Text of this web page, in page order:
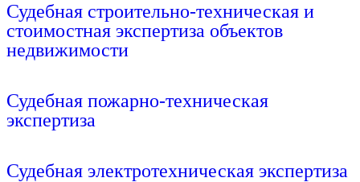
Судебная строительно-техническая и
стоимостная экспертиза объектов
недвижимости
Судебная пожарно-техническая
экспертиза
Судебная электротехническая экспертиза